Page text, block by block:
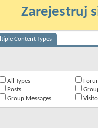
Zarejestruj
Content Types
All Types
Posts
Group Messages